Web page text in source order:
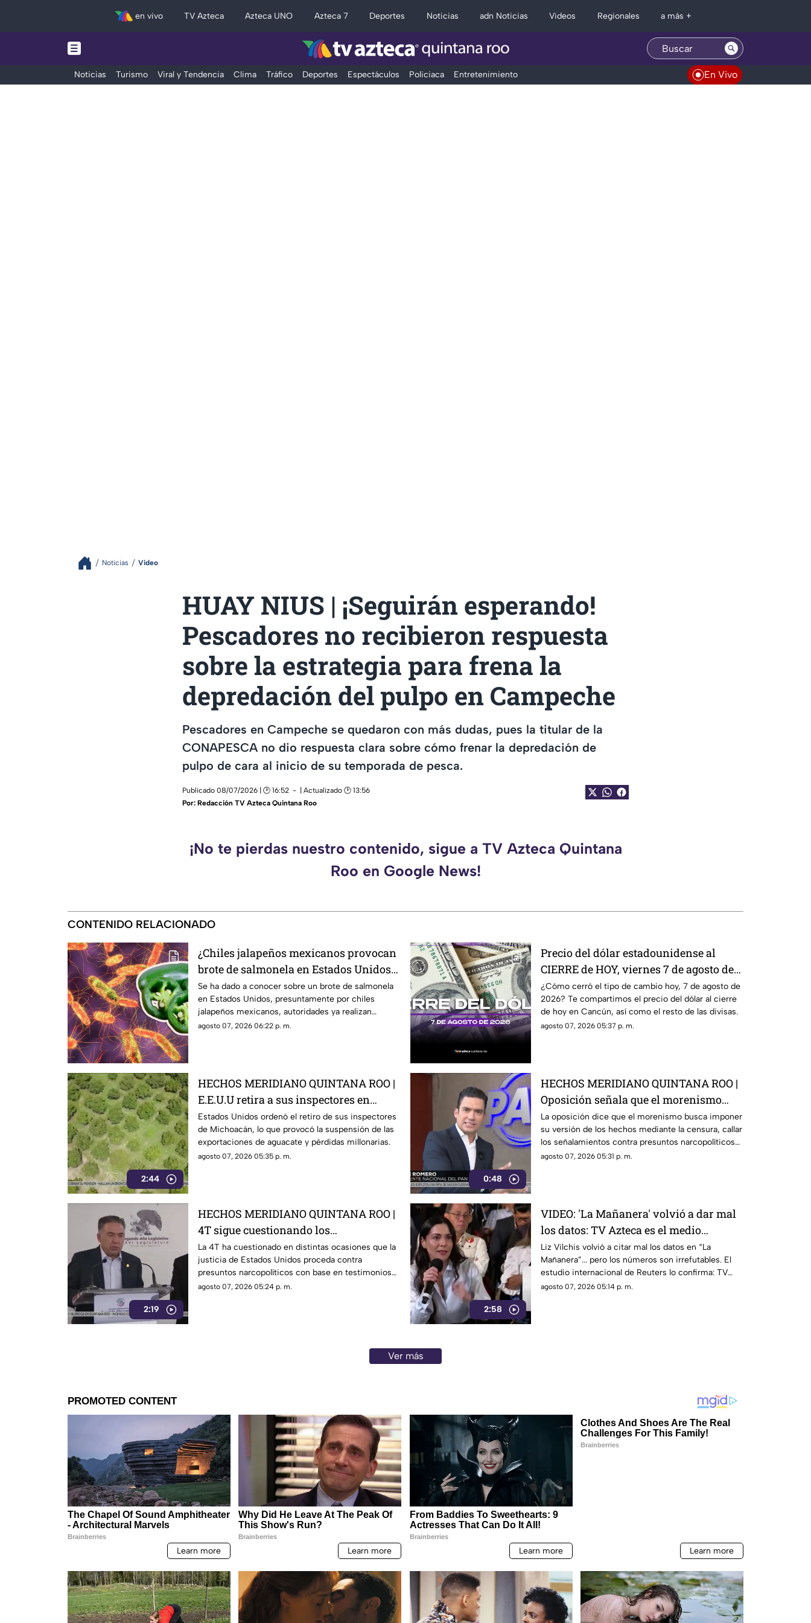
en vivo TV Azteca Azteca UNO Azteca 7 Deportes Noticias adn Noticias Videos Regionales a más +
Noticias Turismo Viral y Tendencia Clima Tráfico Deportes Espectáculos Policiaca Entretenimiento En Vivo
Noticias Video
HUAY NIUS | ¡Seguirán esperando!
Pescadores no recibieron respuesta
sobre la estrategia para frena la
depredación del pulpo en Campeche
Pescadores en Campeche se quedaron con más dudas, pues la titular de la
CONAPESCA no dio respuesta clara sobre cómo frenar la depredación de
pulpo de cara al inicio de su temporada de pesca.
Publicado 08/07/2026 | 🕑 16:52
| Actualizado 🕑 13:56
Por: Redacción TV Azteca Quintana Roo
¡No te pierdas nuestro contenido, sigue a TV Azteca Quintana
Roo en Google News!
CONTENIDO RELACIONADO
¿Chiles jalapeños mexicanos provocan
brote de salmonela en Estados Unidos?
Esto debes saber
Se ha dado a conocer sobre un brote de salmonela
en Estados Unidos, presuntamente por chiles
jalapeños mexicanos, autoridades ya realizan
investigación.
agosto 07, 2026 06:22 p. m.
Precio del dólar estadounidense al
CIERRE de HOY, viernes 7 de agosto de
2026, en Cancún
¿Cómo cerró el tipo de cambio hoy, 7 de agosto de
2026? Te compartimos el precio del dólar al cierre
de hoy en Cancún, así como el resto de las divisas.
agosto 07, 2026 05:37 p. m.
2:44
HECHOS MERIDIANO QUINTANA ROO |
E.E.U.U retira a sus inspectores en
Michoacán y provocá la suspensión de
exportaciones de aguacate
Estados Unidos ordenó el retiro de sus inspectores
de Michoacán, lo que provocó la suspensión de las
exportaciones de aguacate y pérdidas millonarias.
agosto 07, 2026 05:35 p. m.
0:48
HECHOS MERIDIANO QUINTANA ROO |
Oposición señala que el morenismo
quiere imponer su versión de los
hechos usando la censura
La oposición dice que el morenismo busca imponer
su versión de los hechos mediante la censura, callar
los señalamientos contra presuntos narcopolíticos
de la 4T y presentar a la oposición como la villana.
agosto 07, 2026 05:31 p. m.
2:19
HECHOS MERIDIANO QUINTANA ROO |
4T sigue cuestionando los
señalamientos de E.E.U.U contra
narc0polít1c0s como Rocha Moya
La 4T ha cuestionado en distintas ocasiones que la
justicia de Estados Unidos proceda contra
presuntos narcopolíticos con base en testimonios
de testigos protegidos, un mecanismo que
agosto 07, 2026 05:24 p. m.
2:58
VIDEO: 'La Mañanera' volvió a dar mal
los datos: TV Azteca es el medio
tradicional con mayor alcance y
credibilidad de México
Liz Vilchis volvió a citar mal los datos en “La
Mañanera”... pero los números son irrefutables. El
estudio internacional de Reuters lo confirma: TV
Azteca es el medio tradicional con mayor alcance y
agosto 07, 2026 05:14 p. m.
Ver más